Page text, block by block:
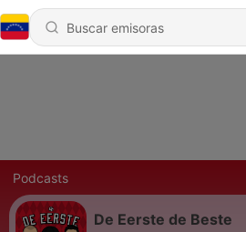
Podcasts
De Eerste de Beste